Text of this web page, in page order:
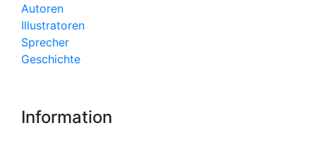
Autoren
Illustratoren
Sprecher
Geschichte
Information